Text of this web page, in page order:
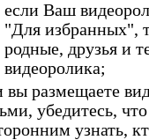
если Ваш
"Для избранных",
родные, друзья и
видеоролика;
вы размещаете
убедитесь,
узнать,